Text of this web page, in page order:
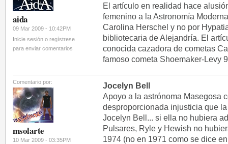
aida
09 Mar 2009 - 10:42PM
Inicie sesión o regístrese
para enviar comentarios
El artículo en realidad hace
femenino a la Astronomía
Carolina Herschel y no por
bibliotecaria de Alejandría. El
conocida cazadora de cometas
famoso cometa Shoemaker-Levy
Comentario por:
msolarte
10 Mar 2009 - 03:35PM
Jocelyn Bell
Apoyo a la astrónoma Masegosa
desproporcionada injusticia que
Jocelyn Bell... si ella no hubiera
Pulsares, Ryle y Hewish no
1974 (no en 1971 como se dice